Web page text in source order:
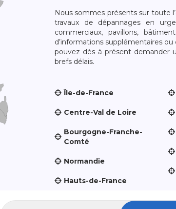
Nous sommes présents sur toute
travaux de dépannages en
commerciaux, pavillons,
d’informations supplémentaires
pouvez dès à présent demander
brefs délais.
Île-de-France
Centre-Val de Loire
Bourgogne-Franche-
Comté
Normandie
Hauts-de-France